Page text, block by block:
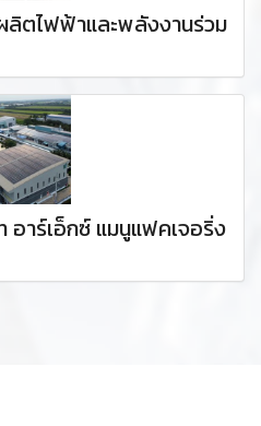
ลิตไฟฟ้าและพลังงานร่วม
อาร์เอ็กซ์ แมนูแฟคเจอริ่ง